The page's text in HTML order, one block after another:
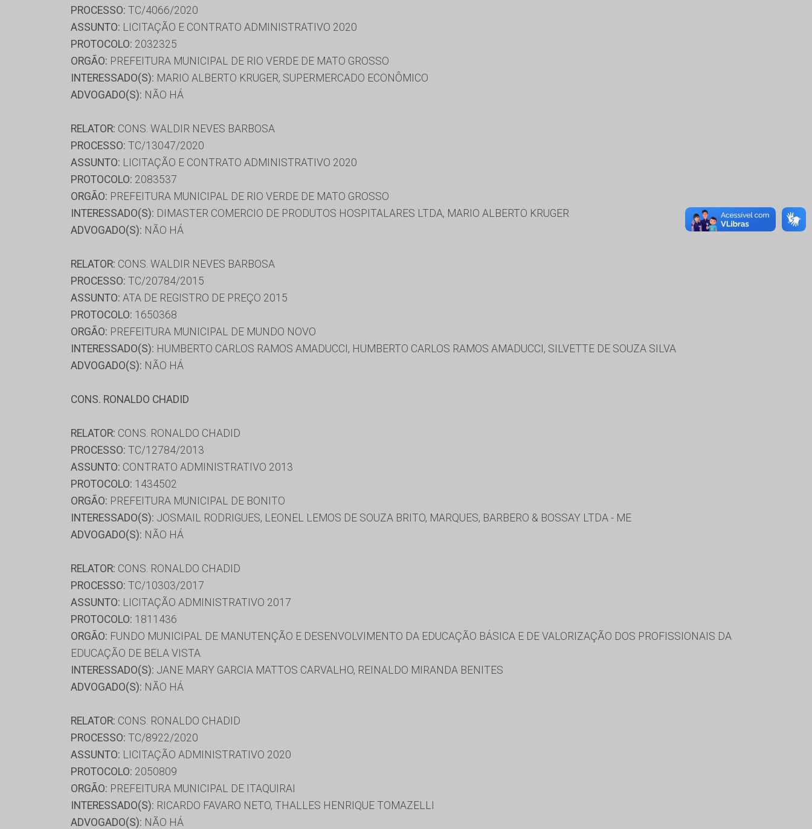
PROCESSO: TC/4066/2020
ASSUNTO: LICITAÇÃO E CONTRATO ADMINISTRATIVO 2020
PROTOCOLO: 2032325
ORGÃO: PREFEITURA MUNICIPAL DE RIO VERDE DE MATO GROSSO
INTERESSADO(S): MARIO ALBERTO KRUGER, SUPERMERCADO ECONÔMICO
ADVOGADO(S): NÃO HÁ
RELATOR: CONS. WALDIR NEVES BARBOSA
PROCESSO: TC/13047/2020
ASSUNTO: LICITAÇÃO E CONTRATO ADMINISTRATIVO 2020
PROTOCOLO: 2083537
ORGÃO: PREFEITURA MUNICIPAL DE RIO VERDE DE MATO GROSSO
INTERESSADO(S): DIMASTER COMERCIO DE PRODUTOS HOSPITALARES LTDA, MARIO ALBERTO KRUGER
ADVOGADO(S): NÃO HÁ
RELATOR: CONS. WALDIR NEVES BARBOSA
PROCESSO: TC/20784/2015
ASSUNTO: ATA DE REGISTRO DE PREÇO 2015
PROTOCOLO: 1650368
ORGÃO: PREFEITURA MUNICIPAL DE MUNDO NOVO
INTERESSADO(S): HUMBERTO CARLOS RAMOS AMADUCCI, HUMBERTO CARLOS RAMOS AMADUCCI, SILVETTE DE SOUZA SILVA
ADVOGADO(S): NÃO HÁ
CONS. RONALDO CHADID
RELATOR: CONS. RONALDO CHADID
PROCESSO: TC/12784/2013
ASSUNTO: CONTRATO ADMINISTRATIVO 2013
PROTOCOLO: 1434502
ORGÃO: PREFEITURA MUNICIPAL DE BONITO
INTERESSADO(S): JOSMAIL RODRIGUES, LEONEL LEMOS DE SOUZA BRITO, MARQUES, BARBERO & BOSSAY LTDA - ME
ADVOGADO(S): NÃO HÁ
RELATOR: CONS. RONALDO CHADID
PROCESSO: TC/10303/2017
ASSUNTO: LICITAÇÃO ADMINISTRATIVO 2017
PROTOCOLO: 1811436
ORGÃO: FUNDO MUNICIPAL DE MANUTENÇÃO E DESENVOLVIMENTO DA EDUCAÇÃO BÁSICA E DE VALORIZAÇÃO DOS PROFISSIONAIS DA
EDUCAÇÃO DE BELA VISTA
INTERESSADO(S): JANE MARY GARCIA MATTOS CARVALHO, REINALDO MIRANDA BENITES
ADVOGADO(S): NÃO HÁ
RELATOR: CONS. RONALDO CHADID
PROCESSO: TC/8922/2020
ASSUNTO: LICITAÇÃO ADMINISTRATIVO 2020
PROTOCOLO: 2050809
ORGÃO: PREFEITURA MUNICIPAL DE ITAQUIRAI
INTERESSADO(S): RICARDO FAVARO NETO, THALLES HENRIQUE TOMAZELLI
ADVOGADO(S): NÃO HÁ